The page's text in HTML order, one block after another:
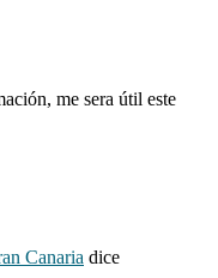
me sera útil este
Canaria dice